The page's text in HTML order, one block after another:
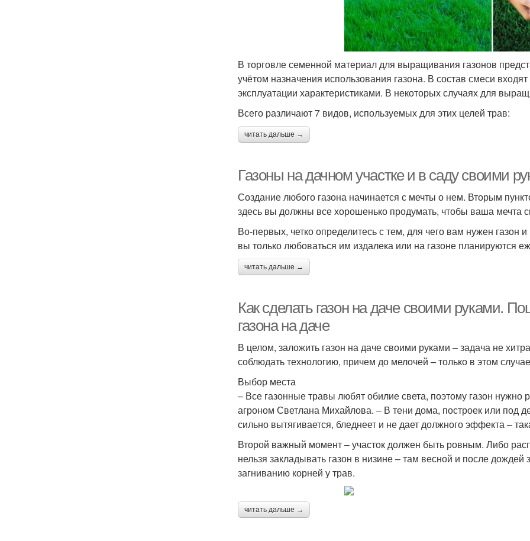
В торговле семенной материал для выращивания газонов
учётом назначения использования газона. В состав смеси
эксплуатации характеристиками. В некоторых случаях для
Всего различают 7 видов, используемых для этих целей трав:
читать дальше →
Газоны на дачном участке и в саду своими
Создание любого газона начинается с мечты о нем. Вторым
здесь вы должны все хорошенько продумать, чтобы ваша мечта
Во-первых, четко определитесь с тем, для чего вам нужен газон и
вы только любоваться им издалека или на газоне планируются
читать дальше →
Как сделать газон на даче своими руками.
газона на даче
В целом, заложить газон на даче своими руками – задача не
соблюдать технологию, причем до мелочей – только в этом
Выбор места
– Все газонные травы любят обилие света, поэтому газон нужно
агроном Светлана Михайлова. – В тени дома, построек или под
сильно вытягивается, бледнеет и не дает должного эффекта –
Второй важный момент – участок должен быть ровным. Либо
нельзя закладывать газон в низине – там весной и после дождей
загниванию корней у трав.
читать дальше →